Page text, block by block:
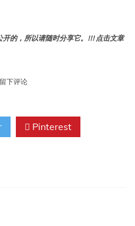
的，所以请随时分享它。!!! 点击文章
下评论
Pinterest